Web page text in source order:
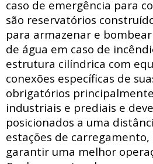
caso de emergência para
são reservatórios
para armazenar e
de água em caso de
estrutura cilíndrica com
conexões específicas de
obrigatórios
industriais e prediais e
posicionados a uma
estações de
garantir uma melhor